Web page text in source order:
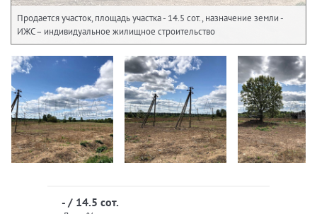
Продается участок, площадь участка - 14.5 сот., назначение земли -
ИЖС – индивидуальное жилищное строительство
- / 14.5 сот.